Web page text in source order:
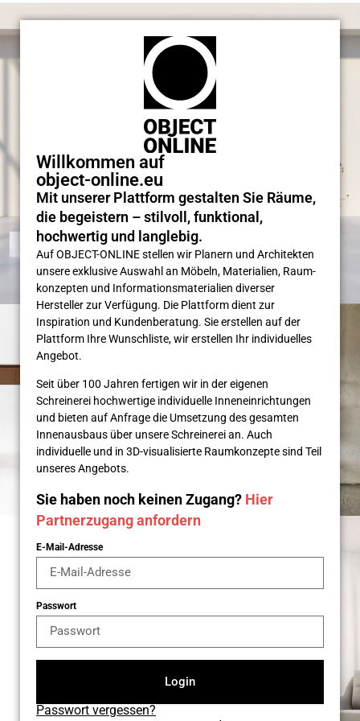
Willkommen auf
object-online.eu
Mit unserer Plattform gestalten Sie Räume,
die begeistern – stilvoll, funktional,
hochwertig und langlebig.
Auf OBJECT-ONLINE stellen wir Planern und Architekten
unsere exklusive Auswahl an Möbeln, Materialien, Raum­
konzepten und Informations­materialien diverser
Hersteller zur Verfügung. Die Plattform dient zur
Inspiration und Kunden­beratung. Sie erstellen auf der
Plattform Ihre Wunsch­liste, wir erstellen Ihr individuelles
Angebot.
Seit über 100 Jahren fertigen wir in der eigenen
Schreinerei hochwertige individuelle Inneneinrichtungen
und bieten auf Anfrage die Umsetzung des gesamten
Innenausbaus über unsere Schreinerei an. Auch
individuelle und in 3D-visualisierte Raumkonzepte sind Teil
unseres Angebots.
Sie haben noch keinen Zugang? Hier
Partnerzugang anfordern
E-Mail-Adresse
Passwort
Login
Passwort vergessen?